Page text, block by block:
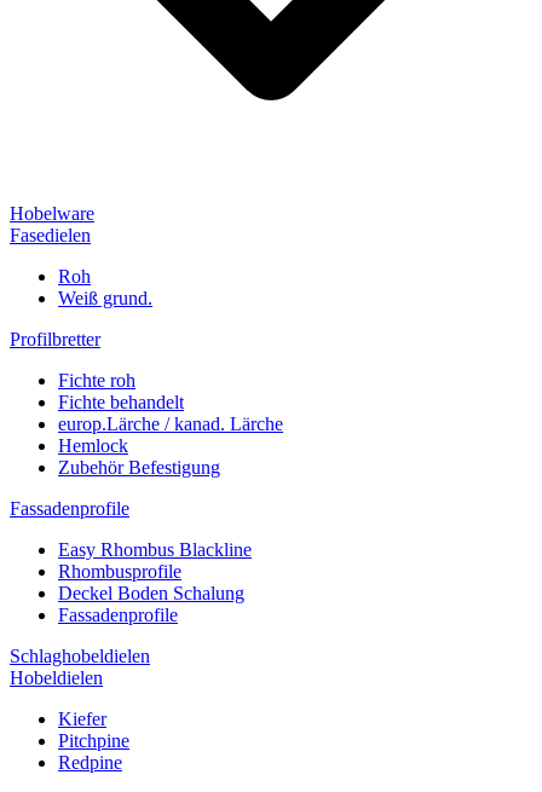
Hobelware
Fasedielen
Roh
Weiß grund.
Profilbretter
Fichte roh
Fichte behandelt
europ.Lärche / kanad. Lärche
Hemlock
Zubehör Befestigung
Fassadenprofile
Easy Rhombus Blackline
Rhombusprofile
Deckel Boden Schalung
Fassadenprofile
Schlaghobeldielen
Hobeldielen
Kiefer
Pitchpine
Redpine